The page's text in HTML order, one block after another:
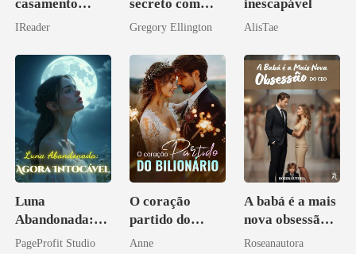
casamento
relâmpago com
IReader
secreto com
meu chefe
Gregory Ellington
inescapável
AlisTae
Luna
Abandonada:
Agora Intocável
PageProfit Studio
O coração
partido do
bilionário
Anne
A babá é a mais
nova obsessão
do CEO
Roseanautora